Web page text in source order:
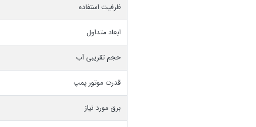
ظرفیت استفاده
ابعاد متداول
حجم تقریبی آب
قدرت موتور پمپ
برق مورد نیاز